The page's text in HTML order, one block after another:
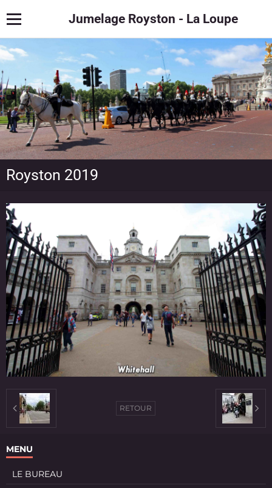
Jumelage Royston - La Loupe
Royston 2019
RETOUR
MENU
LE BUREAU